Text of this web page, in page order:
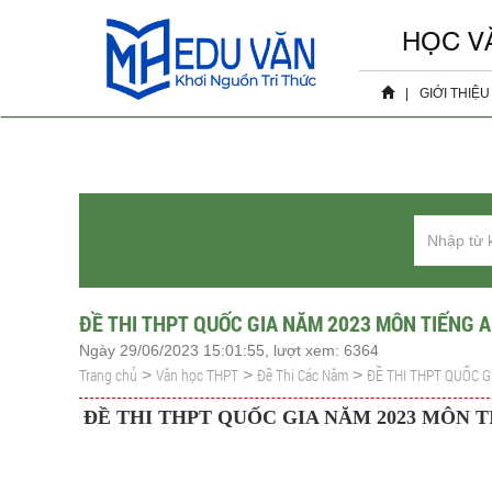
HỌC
GIỚI THIỆU
ĐỀ THI THPT QUỐC GIA NĂM 2023 MÔN TIẾNG
Ngày 29/06/2023 15:01:55, lượt xem: 6364
Trang chủ > Văn học THPT > Đề Thi Các Năm > ĐỀ THI THPT QUỐC
ĐỀ THI THPT QUỐC GIA NĂM 2023 MÔN